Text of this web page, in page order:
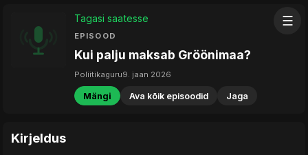
☰
Tagasi saatesse
EPISOOD
Kui palju maksab Gröönimaa?
Poliitikaguru9. jaan 2026
Mängi Ava kõik episoodid Jaga
Kirjeldus